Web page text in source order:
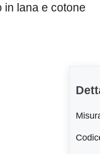
in lana e cotone